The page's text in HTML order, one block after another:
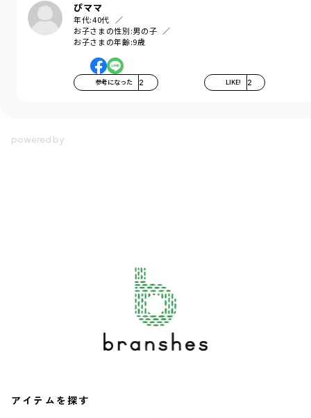
ぴママ
年代:40代
お子さまの性別:男の子
お子さまの年齢:9歳
参考になった 2 LIKE! 2
アイテムを探す